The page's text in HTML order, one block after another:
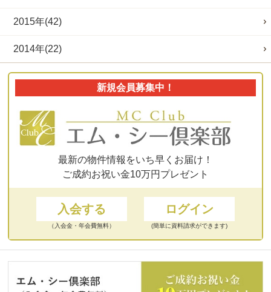
2015年(42)
2014年(22)
新規会員募集中！
最新の物件情報をいち早くお届け！
ご成約お祝い金10万円プレゼント
入会する
（入会金・年会費無料）
ログイン
(簡単に資料請求ができます)